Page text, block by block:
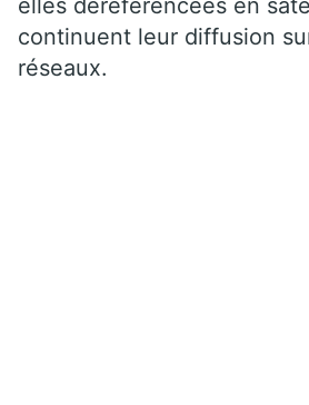
elles déréférencées en
continuent leur diffusion
réseaux.